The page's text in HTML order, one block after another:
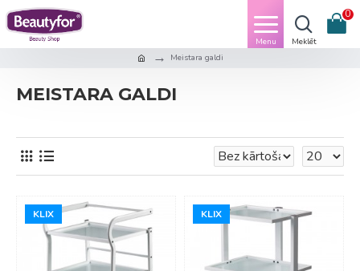
0
Meistara galdi
MEISTARA GALDI
KLIX
KLIX KLIX
KLIX